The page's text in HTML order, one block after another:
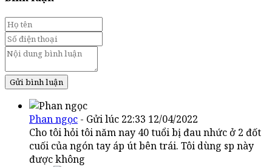
Gửi bình luận
Phan ngọc - Gửi lúc 22:33 12/04/2022
Cho tôi hỏi tôi năm nay 40 tuổi bị đau nhức ở 2 đốt
cuối của ngón tay áp út bên trái. Tôi dùng sp này
được không